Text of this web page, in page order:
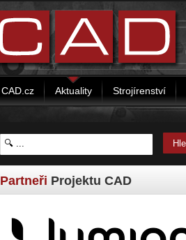
CAD.cz Aktuality Strojírenství
Partneři Projektu CAD